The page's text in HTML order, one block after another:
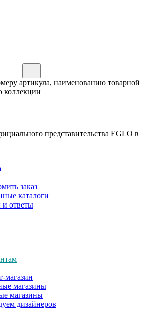
артикула, наименованию товарной
коллекции
представительства EGLO в
заказ
каталоги
ответы
магазин
магазины
магазины
дизайнеров